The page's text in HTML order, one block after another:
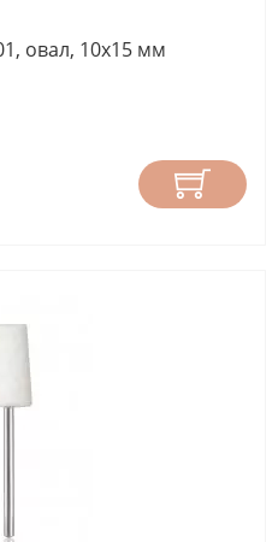
овал, 10х15 мм